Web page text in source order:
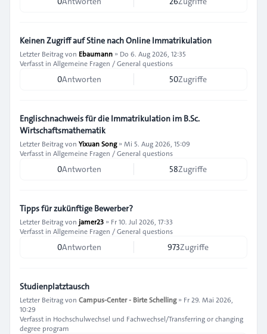
Keinen Zugriff auf Stine nach Online Immatrikulation
Letzter Beitrag von Ebaumann » Do 6. Aug 2026, 12:35
Verfasst in Allgemeine Fragen / General questions
0Antworten 50Zugriffe
Englischnachweis für die Immatrikulation im B.Sc.
Wirtschaftsmathematik
Letzter Beitrag von Yixuan Song» Mi 5. Aug 2026, 15:09
Verfasst in Allgemeine Fragen / General questions
0Antworten 58Zugriffe
Tipps für zukünftige Bewerber?
Letzter Beitrag von jamer23 » Fr 10. Jul 2026, 17:33
Verfasst in Allgemeine Fragen / General questions
0Antworten 973Zugriffe
Studienplatztausch
Letzter Beitrag von Campus-Center - Birte Schelling» Fr 29. Mai 2026,
10:29
Verfasst in Hochschulwechsel und Fachwechsel/Transferring or changing
degree program